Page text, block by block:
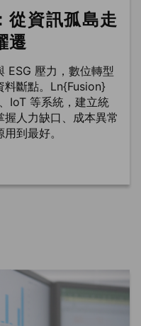
從資訊孤島走
遷
ESG 壓力，數位轉型
料斷點。Ln{Fusion}
IoT 等系統，建立統
人力缺口、成本異常
到最好。